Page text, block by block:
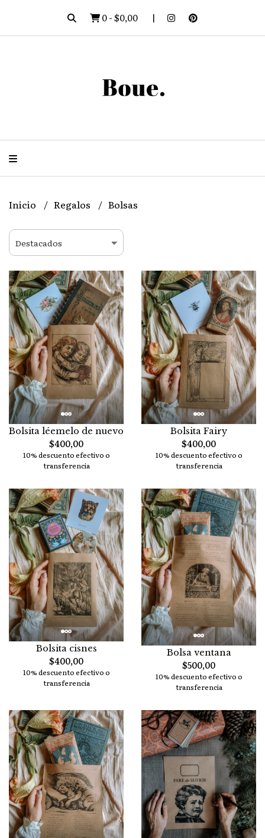
0-$0,00
Inicio Regalos Bolsas
Bolsita léemelo de nuevo
$400,00
10% descuento efectivo o
transferencia
Bolsita Fairy
$400,00
10% descuento efectivo o
transferencia
Bolsita cisnes
$400,00
10% descuento efectivo o
transferencia
Bolsa ventana
$500,00
10% descuento efectivo o
transferencia